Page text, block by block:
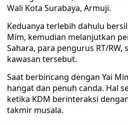
Wali Kota Surabaya, Armuji.
Keduanya terlebih dahulu
Mim, kemudian melanjutkan
Sahara, para pengurus RT/
kawasan tersebut.
Saat berbincang dengan Yai
hangat dan penuh canda. Hal
ketika KDM berinteraksi
takmir musala.